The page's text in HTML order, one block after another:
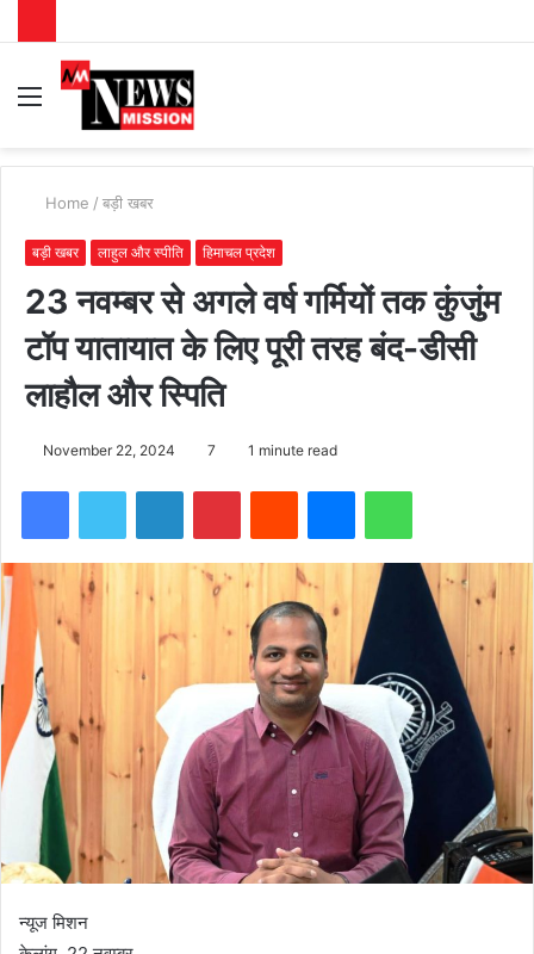
Menu
Home / बड़ी खबर
बड़ी खबर लाहुल और स्पीति हिमाचल प्रदेश
23 नवम्बर से अगले वर्ष गर्मियों तक कुंजुुंम
टॉप यातायात के लिए पूरी तरह बंद-डीसी
लाहौल और स्पिति
November 22, 2024 7 1 minute read
न्यूज मिशन